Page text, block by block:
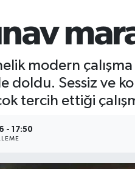
modern
doldu. Sessiz ve
tercih ettiği
- 17:50